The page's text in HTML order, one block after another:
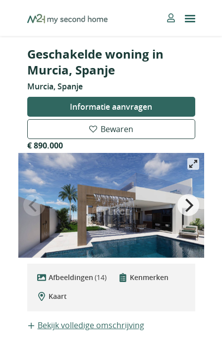
MySecondHome
Geschakelde woning in
Murcia, Spanje
Murcia, Spanje
Informatie aanvragen
Bewaren
€ 890.000
Afbeeldingen (14)
Kenmerken
Kaart
Bekijk volledige omschrijving